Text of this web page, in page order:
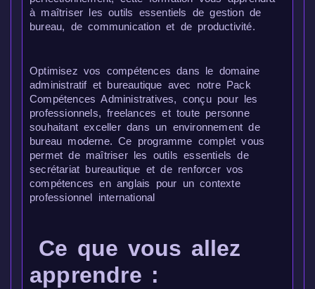
à maîtriser les outils essentiels de gestion de
bureau, de communication et de productivité.
Optimisez vos compétences dans le domaine
administratif et bureautique avec notre Pack
Compétences Administratives, conçu pour les
professionnels, freelances et toute personne
souhaitant exceller dans un environnement de
bureau moderne. Ce programme complet vous
permet de maîtriser les outils essentiels de
secrétariat bureautique et de renforcer vos
compétences en anglais pour un contexte
professionnel international
Ce que vous allez
apprendre :